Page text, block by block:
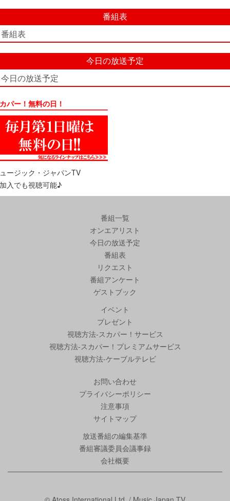
番組表
番組表
今日の放送予定
今日の放送予定
パー！無料の日！
ージック・ジャパンTV
入でも視聴可能♪
番組一覧
オンエアリスト
今日の放送予定
番組表
リクエスト
番組アンケート
ゲストブック
イベント
プレゼント
視聴方法-スカパー！サービス
視聴方法-スカパー！プレミアムサービス
視聴方法-ケーブルテレビ
お問い合わせ
プライバシーポリシー
注意事項
サイトマップ
放送番組の編集基準
番組審議委員会議事録
会社概要